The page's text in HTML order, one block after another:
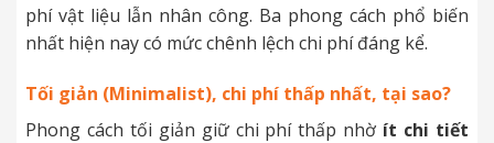
phí vật liệu lẫn nhân công. Ba phong cách phổ biến
nhất hiện nay có mức chênh lệch chi phí đáng kể.
Tối giản (Minimalist), chi phí thấp nhất, tại sao?
Phong cách tối giản giữ chi phí thấp nhờ ít chi tiết